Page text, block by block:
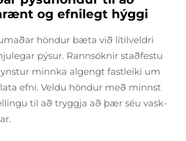
og efnilegt hýggi
höndur bæta við lítilveldri
pýsur. Rannsóknir staðfestu
minnka algengt fastleiki um
efni. Veldu höndur með minnst
til að tryggja að þær séu vask-